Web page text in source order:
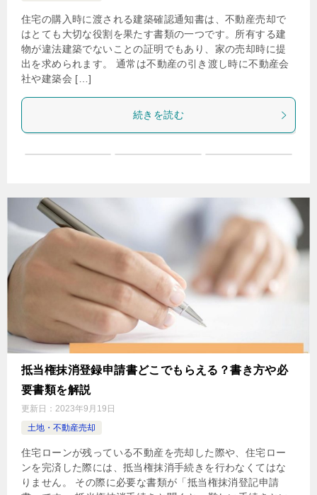
住宅の購入時に渡される建築確認通知書は、不動産売却で
はとても大切な役割を果たす書類の一つです。所有する建
物が違法建築でないことの証明でもあり、家の売却時に提
出を求められます。 通常は不動産の引き渡し時に不動産会
社や建築会 […]
続きを読む
抵当権抹消登録申請書どこでもらえる？書き方や必
要書類を解説
更新日： 2023年9月19日
土地・不動産売却
住宅ローンが残っている不動産を売却した際や、住宅ロー
ンを完済した際には、抵当権抹消手続きを行わなくてはな
りません。 その際に必要な書類が「抵当権抹消登記申請